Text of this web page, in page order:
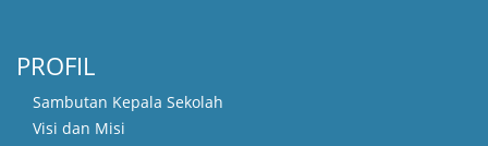
PROFIL
Sambutan Kepala Sekolah
Visi dan Misi